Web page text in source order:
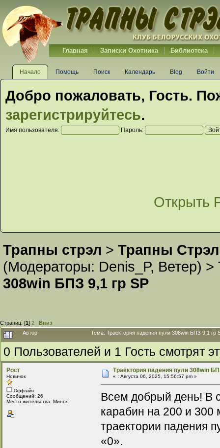
Главная Записки Охотника Библиотека
Начало Помощь Поиск Календарь Blog Войти
Добро пожаловать, Гость.
зарегистрируйтесь.
Имя пользователя: Пароль:
Открыть
Трапны стрэл > Трапны Стрэл
(Модераторы: Denis_P, Ветер) >
308win БПЗ 9,1 гр SP
Страниц: [1] 2
Вниз
Автор
Тема: Траектория падения пули 308win БПЗ 9,1 гр
0 Пользователей и 1 Гость смотрят
Рост
Новичок
Оффлайн
Сообщений: 26
Место жительства: Минск
Траектория падения пули 308win
« : Августа 06, 2025, 15:56:57 pm »
Всем добрый день! В
карабин на 200 и 300
траектории падения
«0».